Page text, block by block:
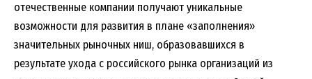
отечественные компании получают уникальные
возможности для развития в плане «заполнения»
значительных рыночных ниш, образовавшихся в
результате ухода с российского рынка организаций из